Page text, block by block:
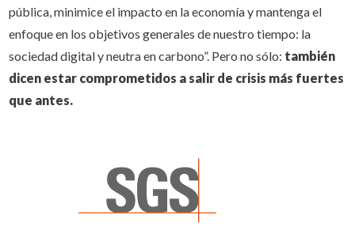
pública, minimice el impacto en la economía y mantenga el
enfoque en los objetivos generales de nuestro tiempo: la
sociedad digital y neutra en carbono”. Pero no sólo: también
dicen estar comprometidos a salir de crisis más fuertes
que antes.